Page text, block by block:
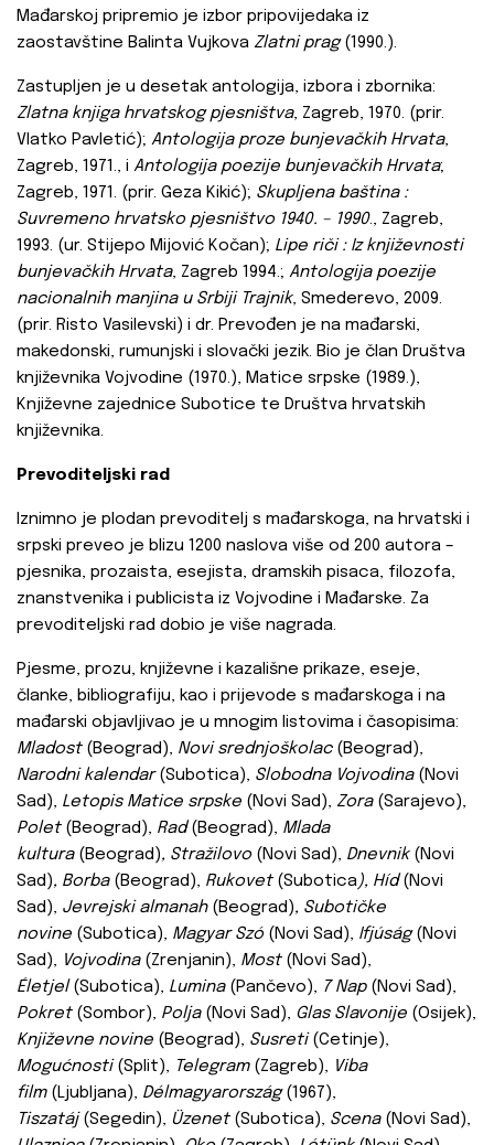
Mađarskoj pripremio je izbor pripovijedaka iz
zaostavštine Balinta Vujkova Zlatni prag(1990.).
Zastupljen je u desetak antologija, izbora i zbornika:
Zlatna knjiga hrvatskog pjesništva, Zagreb, 1970. (prir.
Vlatko Pavletić); Antologija proze bunjevačkih Hrvata,
Zagreb, 1971., i Antologija poezije bunjevačkih Hrvata;
Zagreb, 1971. (prir. Geza Kikić); Skupljena baština :
Suvremeno hrvatsko pjesništvo 1940. – 1990., Zagreb,
1993. (ur. Stijepo Mijović Kočan); Lipe riči : Iz književnosti
bunjevačkih Hrvata, Zagreb 1994.; Antologija poezije
nacionalnih manjina u Srbiji Trajnik, Smederevo, 2009.
(prir. Risto Vasilevski) i dr. Prevođen je na mađarski,
makedonski, rumunjski i slovački jezik. Bio je član Društva
književnika Vojvodine (1970.), Matice srpske (1989.),
Književne zajednice Subotice te Društva hrvatskih
književnika.
Prevoditeljski rad
Iznimno je plodan prevoditelj s mađarskoga, na hrvatski i
srpski preveo je blizu 1200 naslova više od 200 autora –
pjesnika, prozaista, esejista, dramskih pisaca, filozofa,
znanstvenika i publicista iz Vojvodine i Mađarske. Za
prevoditeljski rad dobio je više nagrada.
Pjesme, prozu, književne i kazališne prikaze, eseje,
članke, bibliografiju, kao i prijevode s mađarskoga i na
mađarski objavljivao je u mnogim listovima i časopisima:
Mladost (Beograd), Novi srednjoškolac (Beograd),
Narodni kalendar(Subotica), Slobodna Vojvodina (Novi
Sad), Letopis Matice srpske (Novi Sad), Zora (Sarajevo),
Polet (Beograd), Rad(Beograd), Mlada
kultura (Beograd), Stražilovo (Novi Sad), Dnevnik (Novi
Sad), Borba (Beograd), Rukovet (Subotica), Híd(Novi
Sad), Jevrejski almanah (Beograd), Subotičke
novine (Subotica), Magyar Szó (Novi Sad), Ifjúság(Novi
Sad), Vojvodina (Zrenjanin), Most (Novi Sad),
Életjel (Subotica), Lumina (Pančevo), 7 Nap (Novi Sad),
Pokret (Sombor), Polja (Novi Sad), Glas Slavonije (Osijek),
Književne novine (Beograd), Susreti (Cetinje),
Mogućnosti (Split), Telegram (Zagreb), Viba
film (Ljubljana), Délmagyarország(1967),
Tiszatáj (Segedin), Üzenet (Subotica), Scena (Novi Sad),